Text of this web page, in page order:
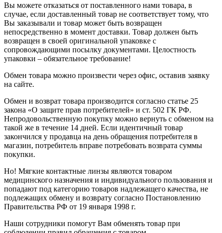
Вы можете отказаться от поставленного нами товара, в
случае, если доставленный товар не соответствует тому, что
Вы заказывали и товар может быть возвращен
непосредственно в момент доставки. Товар должен быть
возвращен в своей оригинальной упаковке с
сопровождающими посылку документами. Целостность
упаковки – обязательное требование!
Обмен товара можно произвести через офис, оставив заявку
на сайте.
Обмен и возврат товара производится согласно статье 25
закона «О защите прав потребителей» и ст. 502 ГК РФ.
Непродовольственную покупку можно вернуть с обменом на
такой же в течение 14 дней. Если идентичный товар
закончился у продавца на день обращения потребителя в
магазин, потребитель вправе потребовать возврата суммы
покупки.
Но! Мягкие контактные линзы являются товаром
медицинского назначения и индивидуального пользования и
попадают под категорию товаров надлежащего качества, не
подлежащих обмену и возврату согласно Постановлению
Правительства РФ от 19 января 1998 г.
Наши сотрудники помогут Вам обменять товар при